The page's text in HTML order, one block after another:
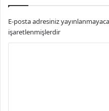
E-posta adresiniz
işaretlenmişlerdir